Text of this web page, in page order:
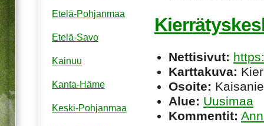
Nettisivut:
Karttakuva:
Osoite:
Alue: Uusimaa
Kommentit:
Etelä-Pohjanmaa
Etelä-Savo
Kainuu
Kanta-Häme
Keski-Pohjanmaa